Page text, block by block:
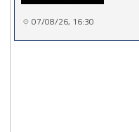
07/08/26, 16:30